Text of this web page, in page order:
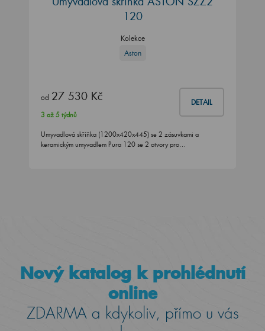
120
Kolekce
Aston
od 27 530 Kč DETAIL
3 až 5 týdnů
Umyvadlová skříňka (1200x420x445) se 2 zásuvkami a
keramickým umyvadlem Pura 120 se 2 otvory pro…
Nový katalog k prohlédnutí
online
ZDARMA a kdykoliv, přímo u vás